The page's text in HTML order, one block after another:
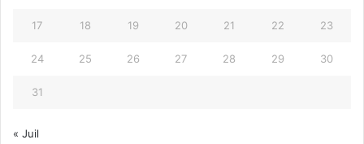
17 18 19 20 21 22 23
24 25 26 27 28 29 30
31
« Juil